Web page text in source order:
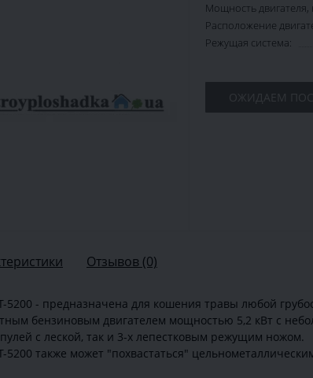
Мощность двигателя,
Расположение
Режущая система:
ОЖИДАЕМ
Отзывов (0)
5200 - предназначена для кошения травы любой
бензиновым двигателем мощностью 5,2 кВт с
с леской, так и 3-х лепестковым режущим ножом.
5200 также может "похвастаться"